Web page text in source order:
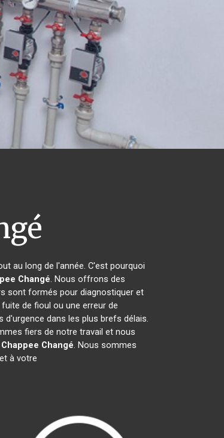
au long de l'année. C'est pourquoi
Changé. Nous offrons des
sont formés pour diagnostiquer et
de fioul ou une erreur de
dans les plus brefs délais.
fiers de notre travail et nous
Changé. Nous sommes
à votre